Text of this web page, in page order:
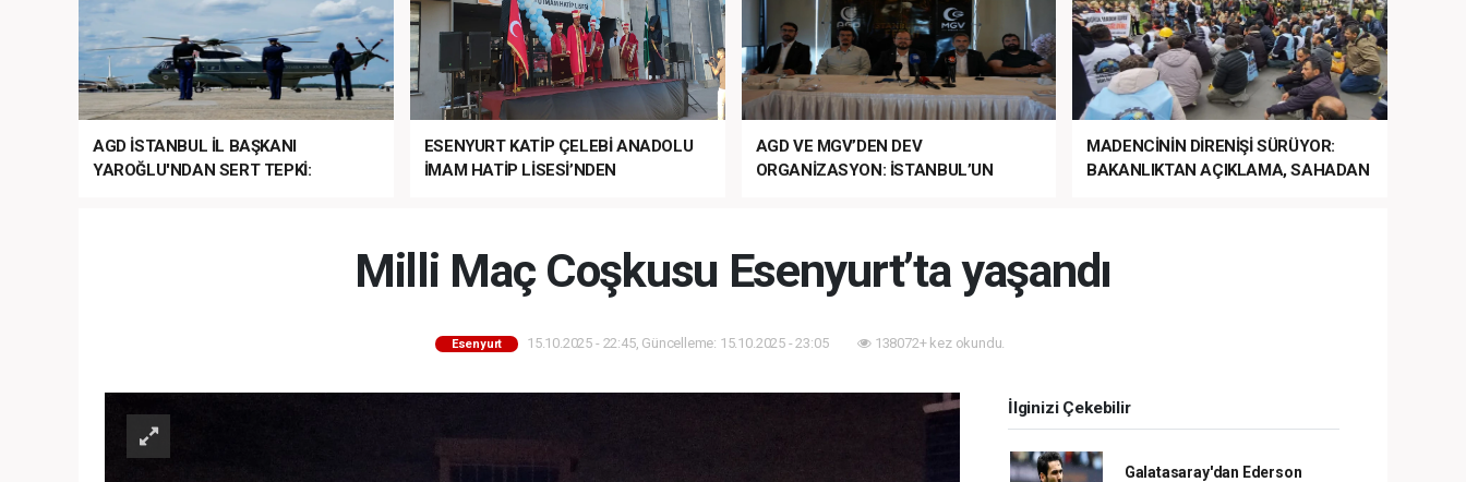
AGD İSTANBUL İL BAŞKANI
YAROĞLU'NDAN SERT TEPKİ:
ESENYURT KATİP ÇELEBİ ANADOLU
İMAM HATİP LİSESİ’NDEN
AGD VE MGV’DEN DEV
ORGANİZASYON: İSTANBUL’UN
MADENCİNİN DİRENİŞİ SÜRÜYOR:
BAKANLIKTAN AÇIKLAMA, SAHADAN
Milli Maç Coşkusu Esenyurt’ta yaşandı
Esenyurt 15.10.2025 - 22:45, Güncelleme: 15.10.2025 - 23:05 138072+ kez okundu.
İlginizi Çekebilir
Galatasaray'dan Ederson